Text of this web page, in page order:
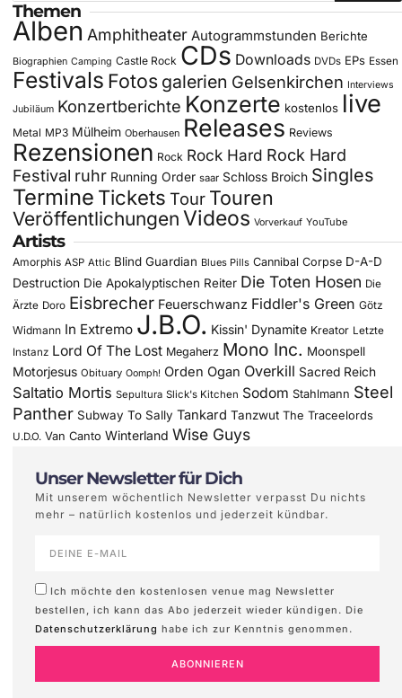
Themen
Alben Amphitheater Autogrammstunden Berichte
Biographien Camping Castle Rock CDs Downloads DVDs EPs Essen
Festivals Fotos galerien Gelsenkirchen Interviews
Jubiläum Konzertberichte Konzerte kostenlos live
Metal MP3 Mülheim Oberhausen Releases Reviews
Rezensionen Rock Rock Hard Rock Hard
Festival ruhr Running Order saar Schloss Broich Singles
Termine Tickets Tour Touren
Veröffentlichungen Videos Vorverkauf YouTube
Artists
Amorphis ASP Attic Blind Guardian Blues Pills Cannibal Corpse D-A-D
Destruction Die Apokalyptischen Reiter Die Toten Hosen Die
Ärzte Doro Eisbrecher Feuerschwanz Fiddler's Green Götz
Widmann In Extremo J.B.O. Kissin' Dynamite Kreator Letzte
Instanz Lord Of The Lost Megaherz Mono Inc. Moonspell
Motorjesus Obituary Oomph! Orden Ogan Overkill Sacred Reich
Saltatio Mortis Sepultura Slick's Kitchen Sodom Stahlmann Steel
Panther Subway To Sally Tankard Tanzwut The Traceelords
U.D.O. Van Canto Winterland Wise Guys
Unser Newsletter für Dich
Mit unserem wöchentlich Newsletter verpasst Du nichts
mehr – natürlich kostenlos und jederzeit kündbar.
Ich möchte den kostenlosen venue mag Newsletter
bestellen, ich kann das Abo jederzeit wieder kündigen. Die
Datenschutzerklärung habe ich zur Kenntnis genommen.
ABONNIEREN